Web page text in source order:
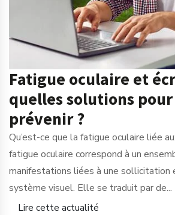
Fatigue oculaire et
quelles solutions
prévenir ?
Qu’est-ce que la fatigue oculaire liée
fatigue oculaire correspond à un
manifestations liées à une sollicitation
système visuel. Elle se traduit par de...
Lire cette actualité